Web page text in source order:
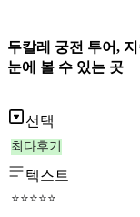
두칼레 궁전 투어,
눈에 볼 수 있는 곳
선택
최다후기
텍스트
⭐⭐⭐⭐⭐